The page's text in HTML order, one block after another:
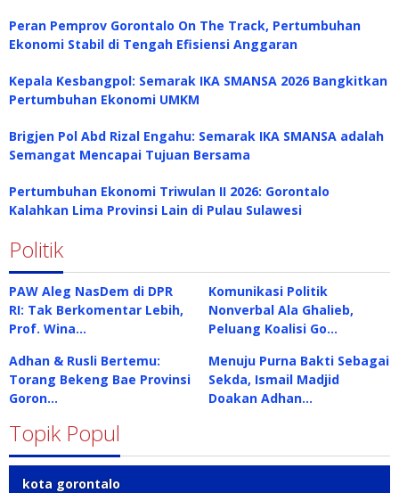
Peran Pemprov Gorontalo On The Track, Pertumbuhan
Ekonomi Stabil di Tengah Efisiensi Anggaran
Kepala Kesbangpol: Semarak IKA SMANSA 2026 Bangkitkan
Pertumbuhan Ekonomi UMKM
Brigjen Pol Abd Rizal Engahu: Semarak IKA SMANSA adalah
Semangat Mencapai Tujuan Bersama
Pertumbuhan Ekonomi Triwulan II 2026: Gorontalo
Kalahkan Lima Provinsi Lain di Pulau Sulawesi
Politik
PAW Aleg NasDem di DPR
RI: Tak Berkomentar Lebih,
Prof. Wina…
Komunikasi Politik
Nonverbal Ala Ghalieb,
Peluang Koalisi Go…
Adhan & Rusli Bertemu:
Torang Bekeng Bae Provinsi
Goron…
Menuju Purna Bakti Sebagai
Sekda, Ismail Madjid
Doakan Adhan…
Topik Popul
kota gorontalo